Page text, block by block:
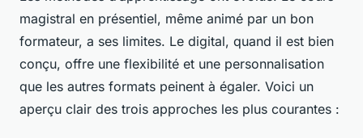
magistral en présentiel, même animé par un bon
formateur, a ses limites. Le digital, quand il est bien
conçu, offre une flexibilité et une personnalisation
que les autres formats peinent à égaler. Voici un
aperçu clair des trois approches les plus courantes :